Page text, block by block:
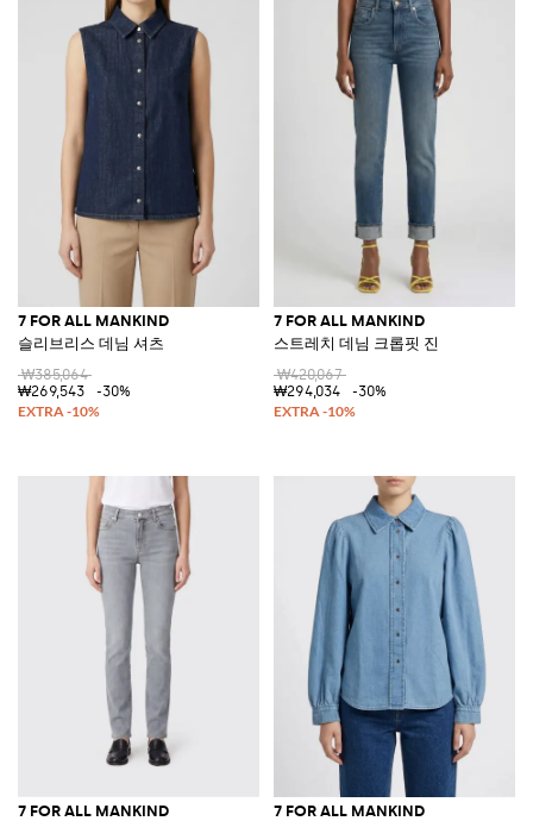
7 FOR ALL MANKIND
슬리브리스 데님 셔츠
₩385,064
₩269,543
-30%
7 FOR ALL MANKIND
스트레치 데님 크롭핏 진
₩420,067
₩294,034
-30%
7 FOR ALL MANKIND 7 FOR ALL MANKIND